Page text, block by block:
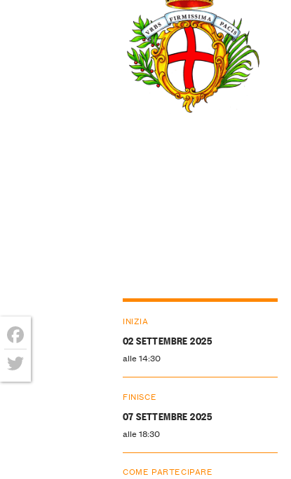
INIZIA
02 SETTEMBRE 2025
alle 14:30
FINISCE
07 SETTEMBRE 2025
alle 18:30
COME PARTECIPARE
Facebook
Twitter